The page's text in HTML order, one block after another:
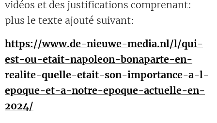
vidéos et des justifications comprenant:
plus le texte ajouté suivant:
https://www.de-nieuwe-media.nl/l/qui-
est-ou-etait-napoleon-bonaparte-en-
realite-quelle-etait-son-importance-a-l-
epoque-et-a-notre-epoque-actuelle-en-
2024/